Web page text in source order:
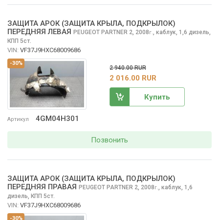
-30%
Артикул 4GM04H301
ЗАЩИТА АРОК (ЗАЩИТА КРЫЛА, ПОДКРЫЛОК)
ПЕРЕДНЯЯ ЛЕВАЯ
PEUGEOT PARTNER 2, 2008г., каблук, 1,6 дизель,
КПП 5ст.
VIN: VF37J9HXC68009686
2 940.00 RUR
2 016.00 RUR
Купить
Позвонить
-30%
ЗАЩИТА АРОК (ЗАЩИТА КРЫЛА, ПОДКРЫЛОК)
ПЕРЕДНЯЯ ПРАВАЯ PEUGEOT PARTNER 2, 2008г., каблук, 1,6
дизель, КПП 5ст.
VIN: VF37J9HXC68009686